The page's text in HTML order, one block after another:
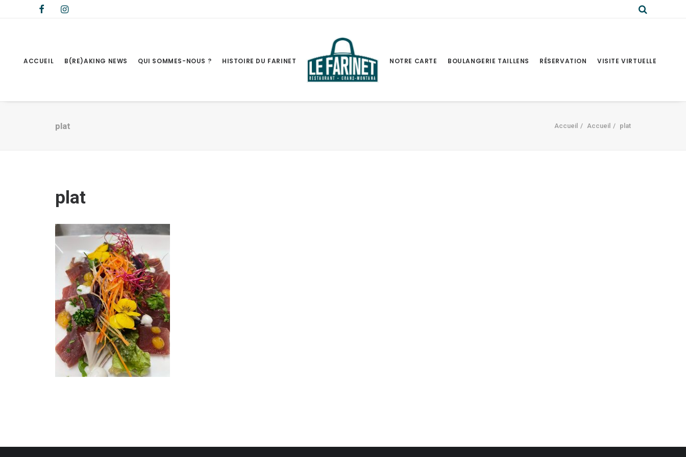
ACCUEIL B(RE)AKING NEWS QUI SOMMES-NOUS ? HISTOIRE DU FARINET NOTRE CARTE BOULANGERIE TAILLENS RÉSERVATION VISITE VIRTUELLE
plat Accueil Accueil plat
plat